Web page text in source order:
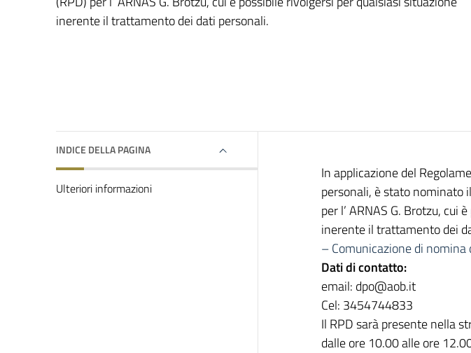
inerente il trattamento dei dati personali.
INDICE DELLA PAGINA
Ulteriori informazioni
In applicazione del
personali, è stato nominato il
per l’ ARNAS G. Brotzu, cui
inerente il trattamento dei
– Comunicazione di nomina
Dati di contatto:
email: dpo@aob.it
Cel: 3454744833
Il RPD sarà presente nella
dalle ore 10.00 alle ore